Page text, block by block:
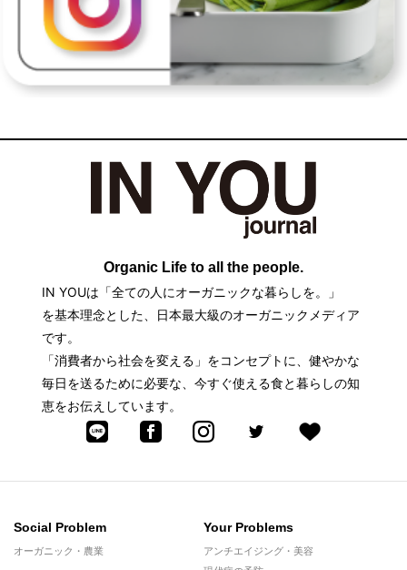
Organic Life to all the people.
IN YOUは「全ての人にオーガニックな暮らしを。」
を基本理念とした、日本最大級のオーガニックメディア
です。
「消費者から社会を変える」をコンセプトに、健やかな
毎日を送るために必要な、今すぐ使える食と暮らしの知
恵をお伝えしています。
Social Problem
オーガニック・農業
Your Problems
アンチエイジング・美容